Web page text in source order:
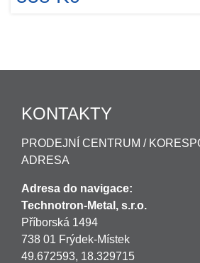
KONTAKTY
PRODEJNÍ CENTRUM /
ADRESA
Adresa do navigace:
Technotron-Metal, s.r.o.
Příborská 1494
738 01 Frýdek-Místek
49.672593, 18.329715